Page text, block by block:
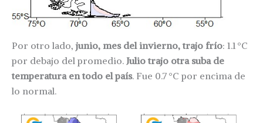
Por otro lado, junio, mes del invierno, trajo frío: 1.1 °C
por debajo del promedio. Julio trajo otra suba de
temperatura en todo el país. Fue 0.7 °C por encima de
lo normal.